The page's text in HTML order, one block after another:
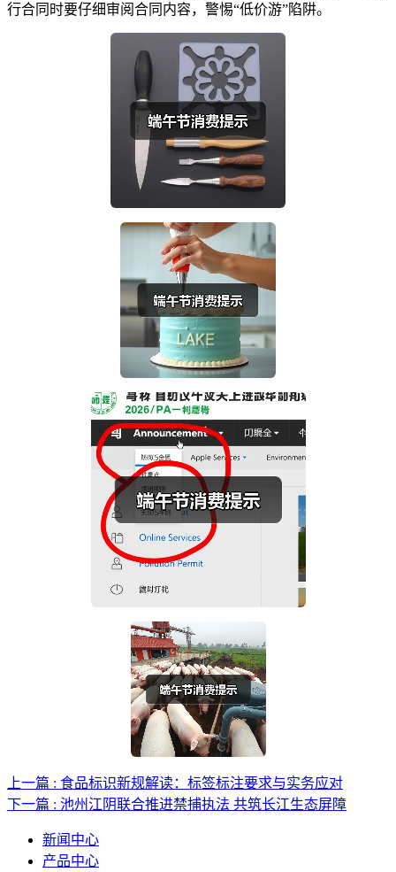
行合同时要仔细审阅合同内容，警惕“低价游”陷阱。
上一篇 : 食品标识新规解读：标签标注要求与实务应对
下一篇 : 池州江阴联合推进禁捕执法 共筑长江生态屏障
新闻中心
产品中心